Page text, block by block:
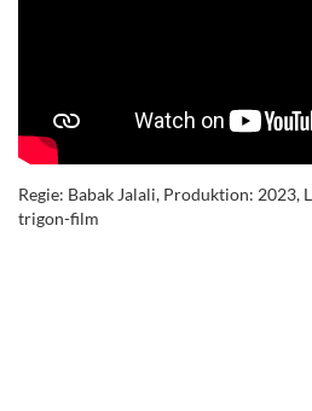
Regie: Babak Jalali, Produktion: 2023,
trigon-film